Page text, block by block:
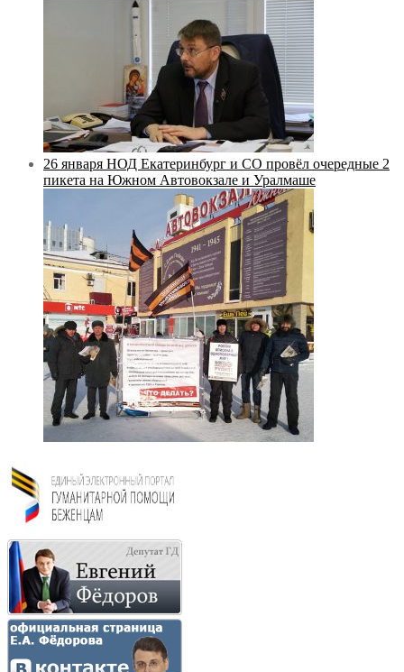
26 января НОД Екатеринбург и СО провёл очередные 2
пикета на Южном Автовокзале и Уралмаше